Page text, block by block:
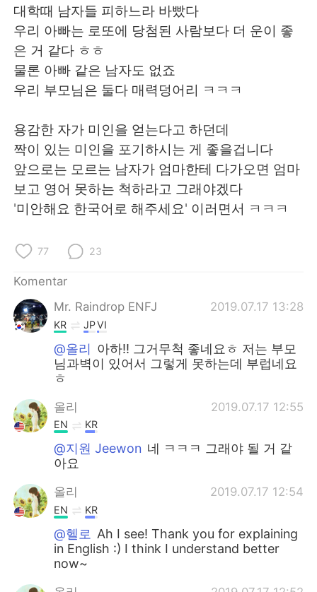
대학때 남자들 피하느라 바빴다
우리 아빠는 로또에 당첨된 사람보다 더 운이 좋
은 거 같다 ㅎㅎ
물론 아빠 같은 남자도 없죠
우리 부모님은 둘다 매력덩어리 ㅋㅋㅋ
용감한 자가 미인을 얻는다고 하던데
짝이 있는 미인을 포기하시는 게 좋을겁니다
앞으로는 모르는 남자가 엄마한테 다가오면 엄마
보고 영어 못하는 척하라고 그래야겠다
'미안해요 한국어로 해주세요' 이러면서 ㅋㅋㅋ
77 23
Komentar
Mr. Raindrop ENFJ
2019.07.17 13:28
KR JPVI
@올리 아하!! 그거무척 좋네요ㅎ 저는 부모
님과벽이 있어서 그렇게 못하는데 부럽네요
ㅎ
올리 2019.07.17 12:55
EN KR
@지원 Jeewon 네 ㅋㅋㅋ 그래야 될 거 같
아요
올리 2019.07.17 12:54
EN KR
@헬로 Ah I see! Thank you for explaining
in English :) I think I understand better
now~